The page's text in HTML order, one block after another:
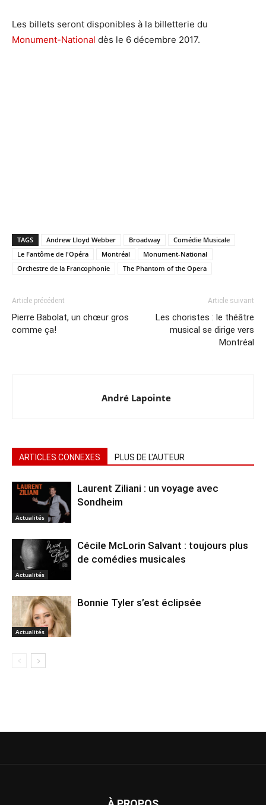
Les billets seront disponibles à la billetterie du
Monument-National dès le 6 décembre 2017.
TAGS Andrew Lloyd Webber Broadway
Comédie Musicale
Le Fantôme de l'Opéra
Montréal
Monument-National
Orchestre de la Francophonie
The Phantom of the Opera
Article précédent
Pierre Babolat, un chœur gros
comme ça!
Article suivant
Les choristes : le théâtre
musical se dirige vers
Montréal
André Lapointe
ARTICLES CONNEXES PLUS DE L'AUTEUR
Actualités
Laurent Ziliani : un voyage avec
Sondheim
Actualités
Cécile McLorin Salvant : toujours plus
de comédies musicales
Actualités
Bonnie Tyler s’est éclipsée